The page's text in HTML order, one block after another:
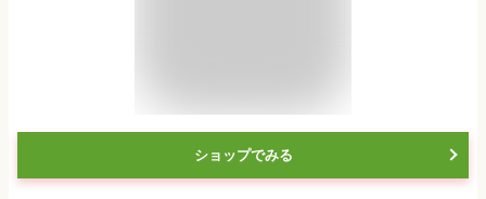
ショップでみる